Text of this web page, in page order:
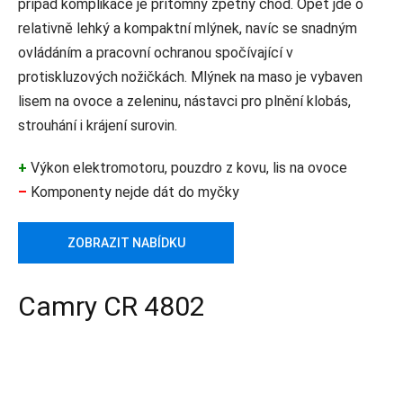
případ komplikace je přítomný zpětný chod. Opět jde o
relativně lehký a kompaktní mlýnek, navíc se snadným
ovládáním a pracovní ochranou spočívající v
protiskluzových nožičkách. Mlýnek na maso je vybaven
lisem na ovoce a zeleninu, nástavci pro plnění klobás,
strouhání i krájení surovin.
+ Výkon elektromotoru, pouzdro z kovu, lis na ovoce
– Komponenty nejde dát do myčky
ZOBRAZIT NABÍDKU
Camry CR 4802